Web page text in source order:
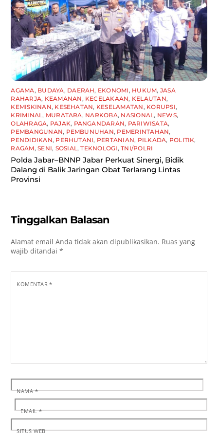
AGAMA, BUDAYA, DAERAH, EKONOMI , HUKUM, JASA
RAHARJA, KEAMANAN , KECELAKAAN, KELAUTAN,
KEMISKINAN, KESEHATAN, KESELAMATAN , KORUPSI,
KRIMINAL , MURATARA, NARKOBA, NASIONAL , NEWS,
OLAHRAGA, PAJAK, PANGANDARAN, PARIWISATA,
PEMBANGUNAN, PEMBUNUHAN, PEMERINTAHAN,
PENDIDIKAN, PERHUTANI, PERTANIAN, PILKADA, POLITIK,
RAGAM,SENI, SOSIAL ,TEKNOLOGI ,TNI/POLRI
Polda Jabar–BNNP Jabar Perkuat Sinergi, Bidik
Dalang di Balik Jaringan Obat Terlarang Lintas
Provinsi
Tinggalkan Balasan
Alamat email Anda tidak akan dipublikasikan. Ruas yang
wajib ditandai*
KOMENTAR*
NAMA*
EMAIL*
SITUS WEB